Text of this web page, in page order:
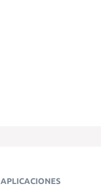
APLICACIONES